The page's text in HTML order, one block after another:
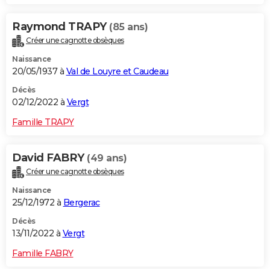
Raymond TRAPY (85 ans)
Créer une cagnotte obsèques
Naissance
20/05/1937 à Val de Louyre et Caudeau
Décès
02/12/2022 à Vergt
Famille TRAPY
David FABRY (49 ans)
Créer une cagnotte obsèques
Naissance
25/12/1972 à Bergerac
Décès
13/11/2022 à Vergt
Famille FABRY